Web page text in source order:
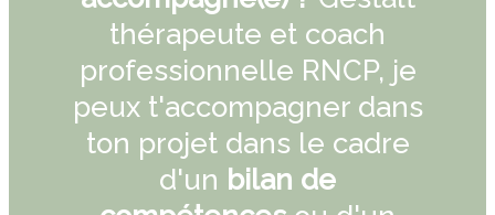
thérapeute et coach
professionnelle RNCP, je
peux t'accompagner dans
ton projet dans le cadre
d'un bilan de